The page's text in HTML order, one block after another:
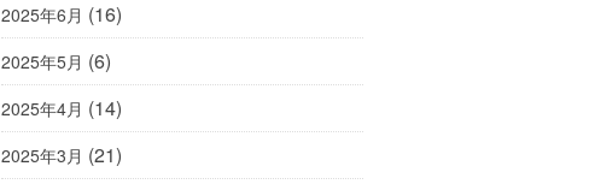
2025年6月 (16)
2025年5月 (6)
2025年4月 (14)
2025年3月 (21)